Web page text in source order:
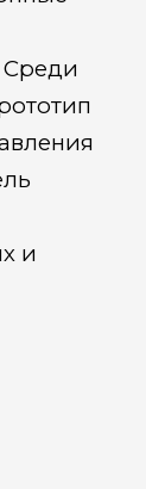
Среди
и